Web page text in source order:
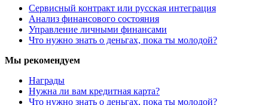
Сервисный контракт или русская интеграция
Анализ финансового состояния
Управление личными финансами
Что нужно знать о деньгах, пока ты молодой?
Мы рекомендуем
Награды
Нужна ли вам кредитная карта?
Что нужно знать о деньгах, пока ты молодой?